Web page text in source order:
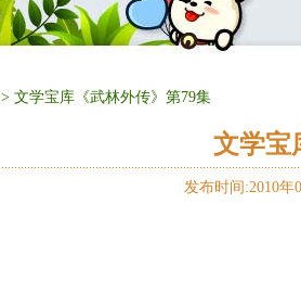
> 文学宝库《武林外传》第79集
文学宝
发布时间:2010年